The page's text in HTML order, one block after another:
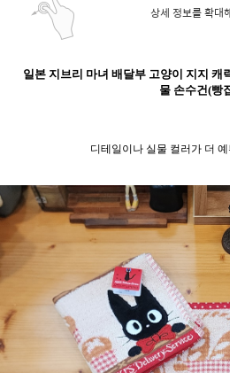
상세 정보를 확대
일본 지브리 마녀 배달부 고양이 지지 캐
물 손수건(빵
디테일이나 실물 컬러가 더